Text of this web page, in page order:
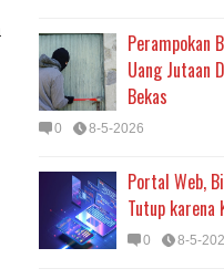
Perampokan
Uang Jutaan
Bekas
0 8-5-2026
Portal Web,
Tutup karena
0 8-5-